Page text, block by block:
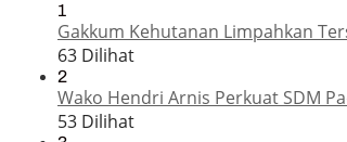
1
Gakkum Kehutanan Limpahkan
63 Dilihat
2
Wako Hendri Arnis Perkuat SDM
53 Dilihat